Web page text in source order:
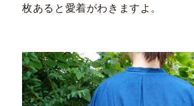
枚あると愛着がわきますよ。